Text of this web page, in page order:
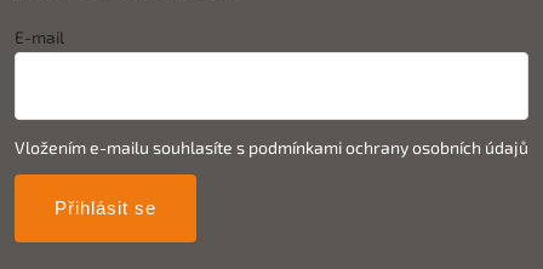
E-mail
Vložením e-mailu souhlasíte s podmínkami ochrany osobních údajů
Přihlásit se